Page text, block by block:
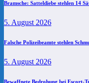
Bramsche: Satteldiebe stehlen 14
5. August 2026
Falsche Polizeibeamte stehlen
5. August 2026
Bewaffnete Bedrohung bei Escort-